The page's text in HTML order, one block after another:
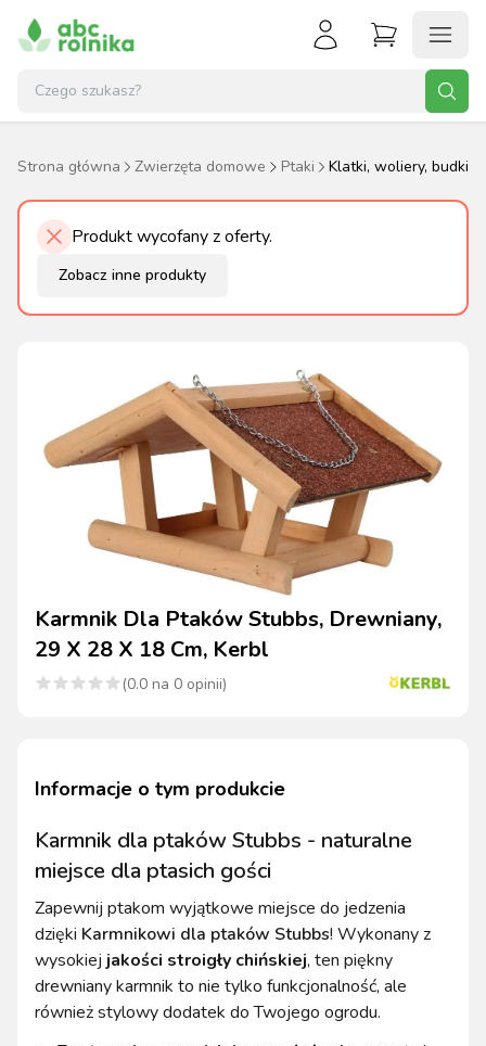
Strona główna Zwierzęta domowe Ptaki Klatki, woliery, budki
Produkt wycofany z oferty.
Zobacz inne produkty
Karmnik Dla Ptaków Stubbs, Drewniany,
29 X 28 X 18 Cm, Kerbl
(0.0 na 0 opinii)
Informacje o tym produkcie
Karmnik dla ptaków Stubbs - naturalne
miejsce dla ptasich gości
Zapewnij ptakom wyjątkowe miejsce do jedzenia
dzięki Karmnikowi dla ptaków Stubbs! Wykonany z
wysokiej jakości stroigły chińskiej, ten piękny
drewniany karmnik to nie tylko funkcjonalność, ale
również stylowy dodatek do Twojego ogrodu.